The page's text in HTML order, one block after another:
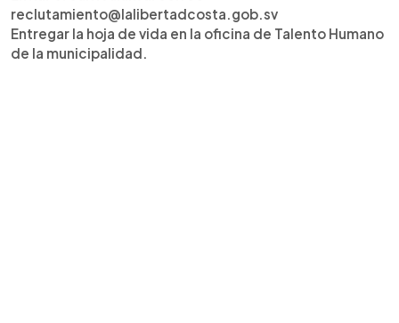
reclutamiento@lalibertadcosta.gob.sv
Entregar la hoja de vida en la oficina de Talento Humano
de la municipalidad.